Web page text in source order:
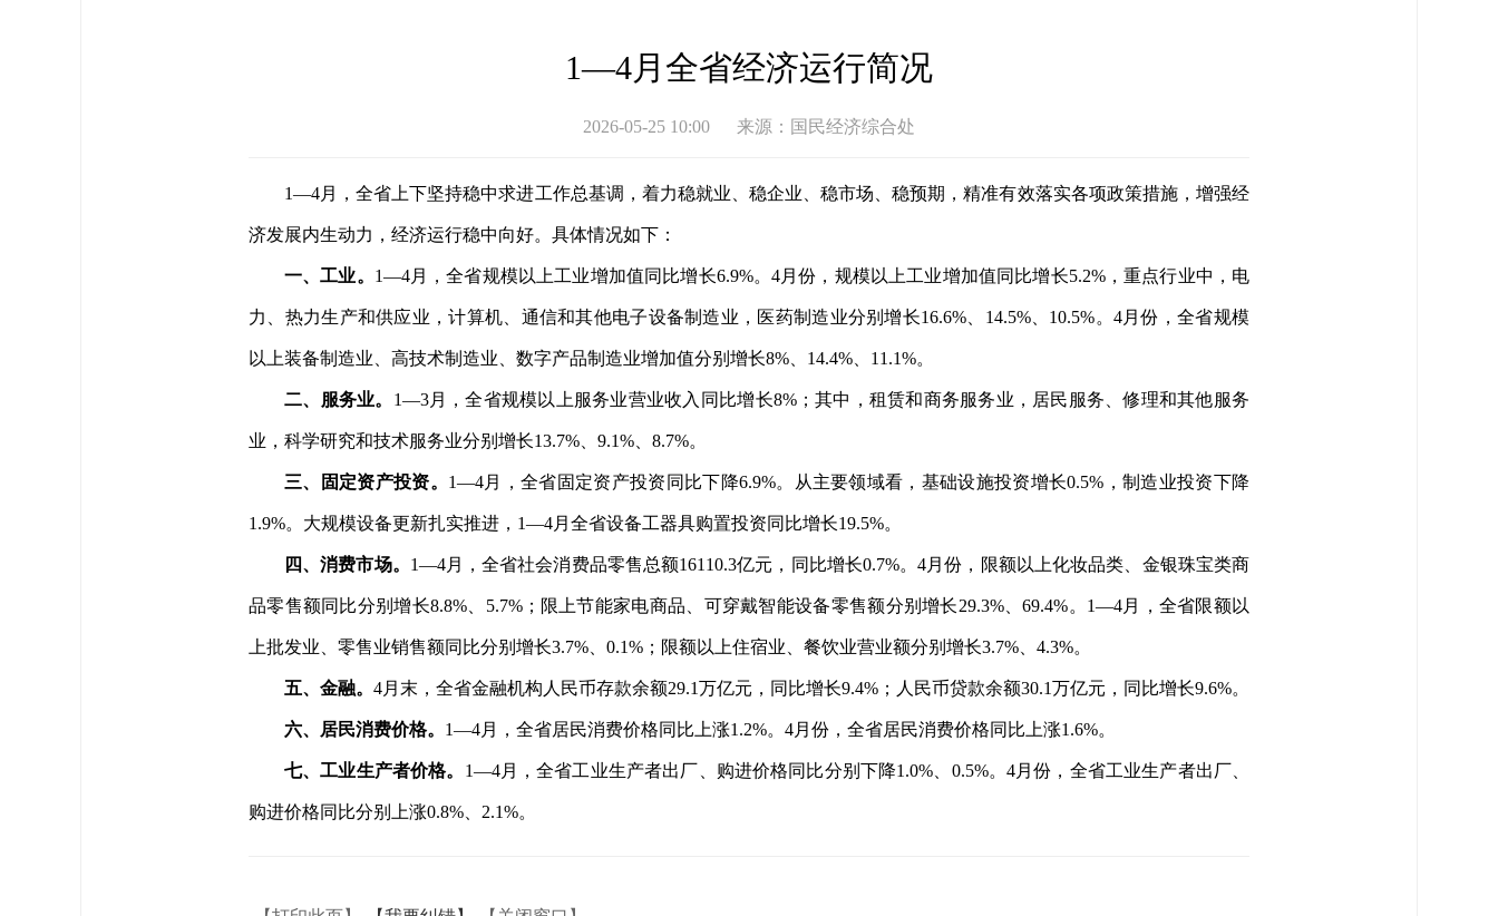
1—4月全省经济运行简况
2026-05-25 10:00 来源： 国民经济综合处
1—4月，全省上下坚持稳中求进工作总基调，着力稳就业、稳企业、稳市场、稳预期，精准有效落实各项政策措施，增强经
济发展内生动力，经济运行稳中向好。具体情况如下：
一、工业。 1—4月，全省规模以上工业增加值同比增长6.9%。4月份，规模以上工业增加值同比增长5.2%，重点行业中，电
力、热力生产和供应业，计算机、通信和其他电子设备制造业，医药制造业分别增长16.6%、14.5%、10.5%。4月份，全省规模
以上装备制造业 高技术制造业、数字产品制造业增加值分别增长8%、 14.4% 、11.1%。
二、服务业。 1—3月，全省规模以上服务业营业收入同比增长8%；其中，租赁和商务服务业， 居民服务、修理和其他服务
业，科学研究和技术服务业分别增长13.7% 9.1%、8.7%。
三、固定资产投资。 1—4月，全省固定资产投资同比下降6.9%。从主要领域看，基础设施投资增长0.5%，制造业投资下降
1.9%。大规模设备更新扎实推进，1—4月全省设备工器具购置投资同比增长19.5%。
四、消费市场。 1—4月，全省社会消费品零售总额16110.3亿元，同比增长0.7%。4月份，限额以上化妆品类、金银珠宝类商
品零售额同比分别增长8.8%、5.7%； 限上节能家电商品、可穿戴智能设备零售额分别增长29.3%、69.4%。 1—4月，全省限额以
上批发业、零售业销售额同比分别增长3.7%、0.1%；限额以上住宿业、餐饮业营业额分别增长3.7%、4.3%。
五、金融。 4月末，全省金融机构人民币存款余额29.1万亿元，同比增长9.4%；人民币贷款余额30.1万亿元，同比增长9.6%。
六、居民消费价格。 1—4月，全省居民消费价格同比上涨1.2%。4月份，全省居民消费价格同比上涨1.6%。
七、工业生产者价格。 1—4月，全省工业生产者出厂、购进价格同比分别下降1.0%、0.5%。4月份，全省工业生产者出厂、
购进价格同比分别上涨0.8%、2.1%。